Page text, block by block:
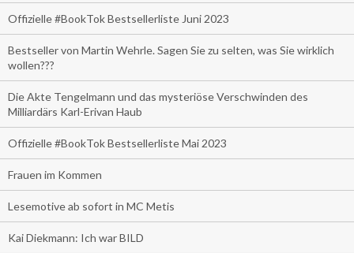
Offizielle #BookTok Bestsellerliste Juni 2023
Bestseller von Martin Wehrle. Sagen Sie zu selten, was Sie wirklich
wollen???
Die Akte Tengelmann und das mysteriöse Verschwinden des
Milliardärs Karl-Erivan Haub
Offizielle #BookTok Bestsellerliste Mai 2023
Frauen im Kommen
Lesemotive ab sofort in MC Metis
Kai Diekmann: Ich war BILD